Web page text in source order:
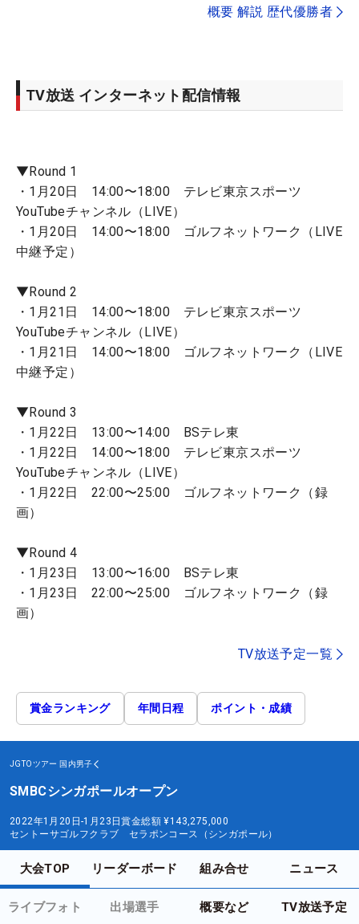
概要 解説 歴代優勝者
TV放送 インターネット配信情報
▼Round 1
・1月20日 14:00〜18:00 テレビ東京スポーツ
YouTubeチャンネル（LIVE）
・1月20日 14:00〜18:00 ゴルフネットワーク（LIVE
中継予定）
▼Round 2
・1月21日 14:00〜18:00 テレビ東京スポーツ
YouTubeチャンネル（LIVE）
・1月21日 14:00〜18:00 ゴルフネットワーク（LIVE
中継予定）
▼Round 3
・1月22日 13:00〜14:00 BSテレ東
・1月22日 14:00〜18:00 テレビ東京スポーツ
YouTubeチャンネル（LIVE）
・1月22日 22:00〜25:00 ゴルフネットワーク（録
画）
▼Round 4
・1月23日 13:00〜16:00 BSテレ東
・1月23日 22:00〜25:00 ゴルフネットワーク（録
画）
TV放送予定一覧
賞金ランキング 年間日程 ポイント・成績
JGTOツアー 国内男子
SMBCシンガポールオープン
2022年1月20日-1月23日賞金総額 ¥143,275,000
セントーサゴルフクラブ セラポンコース（シンガポール）
大会TOP リーダーボード 組み合せ ニュース
ライブフォト 出場選手 概要など TV放送予定